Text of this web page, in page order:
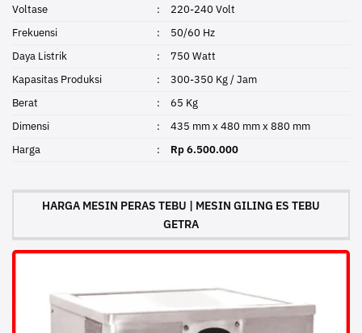
Voltase
:
220-240 Volt
Frekuensi
:
50/60 Hz
Daya Listrik
:
750 Watt
Kapasitas Produksi
:
300-350 Kg / Jam
Berat
:
65 Kg
Dimensi
:
435 mm x 480 mm x 880 mm
Harga
: Rp 6.500.000
HARGA MESIN PERAS TEBU | MESIN GILING ES TEBU
GETRA